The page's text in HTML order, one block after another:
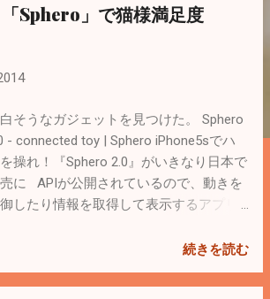
Sphero」で猫様満足度
そうなガジェットを見つけた。 Sphero
- connected toy | Sphero iPhone5sでハ
操れ！『Sphero 2.0』がいきなり日本で
に APIが公開されているので、動きを
したり情報を取得して表示するアプリ
手に動きまわってにゃんこたちの遊び相
時間を作って制御するアプリを作りた
続きを読む